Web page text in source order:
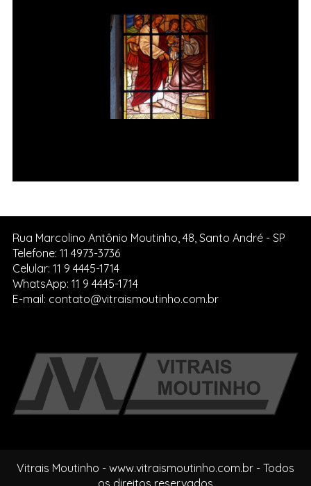
Rua Marcolino Antônio Moutinho, 48, Santo André - SP
Telefone: 11 4973-3736
Celular: 11 9 4445-1714
WhatsApp: 11 9 4445-1714
E-mail: contato@vitraismoutinho.com.br
Vitrais Moutinho - www.vitraismoutinho.com.br - Todos